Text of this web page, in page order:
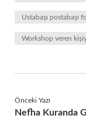
Ustabaşı postabaşı
Workshop veren
Önceki Yazı
Nefha Kuranda